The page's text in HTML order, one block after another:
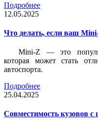
Подробнее
12.05.2025
Что делать, если ваш
Mini-Z — это
которая может стать
автоспорта.
Подробнее
25.04.2025
Совместимость кузовов